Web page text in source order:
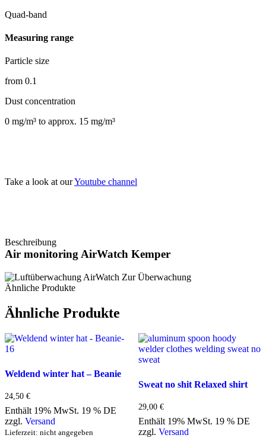
Quad-band
Measuring range
Particle size
from 0.1
Dust concentration
0 mg/m³ to approx. 15 mg/m³
Take a look at ourYoutube channel
Beschreibung
Air monitoring AirWatch Kemper
Ähnliche Produkte
Ähnliche Produkte
Weldend winter hat – Beanie
24,50 €
Enthält 19% MwSt. 19 % DE
zzgl. Versand
Lieferzeit: nicht angegeben
Sweat no shit Relaxed shirt
29,00 €
Enthält 19% MwSt. 19 % DE
zzgl. Versand